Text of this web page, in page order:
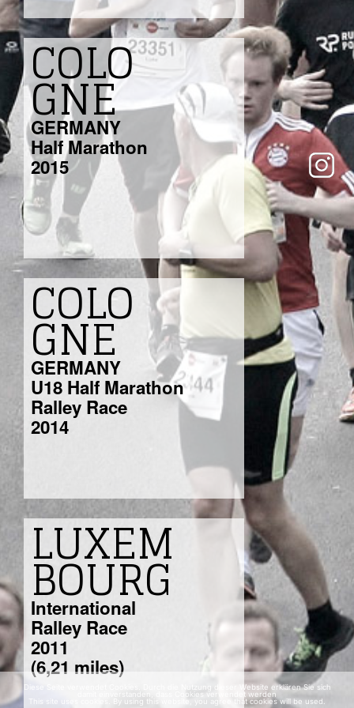
COLO
GNE
GERMANY
Half Marathon
2015
COLO
GNE
GERMANY
U18 Half Marathon
Ralley Race
2014
LUXEM
BOURG
International
Ralley Race
2011
(6,21 miles)
Diese Seite verwendet Cookies. Durch die Nutzung dieser Website erklären Sie sich
damit einverstanden, dass Cookies verwendet werden
This site uses cookies. By using this website, you agree that cookies will be used.